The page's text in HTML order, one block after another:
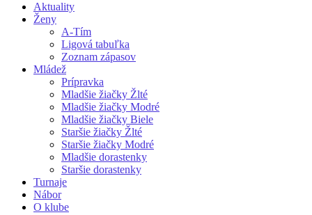
Aktuality
Ženy
A-Tím
Ligová tabuľka
Zoznam zápasov
Mládež
Prípravka
Mladšie žiačky Žlté
Mladšie žiačky Modré
Mladšie žiačky Biele
Staršie žiačky Žlté
Staršie žiačky Modré
Mladšie dorastenky
Staršie dorastenky
Turnaje
Nábor
O klube